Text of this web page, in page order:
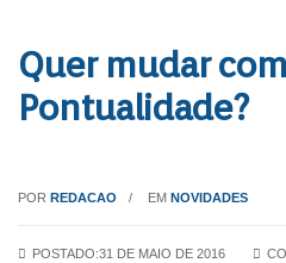
Quer mudar com
Pontualidade?
POR REDACAO EM NOVIDADES
POSTADO:31 DE MAIO DE 2016